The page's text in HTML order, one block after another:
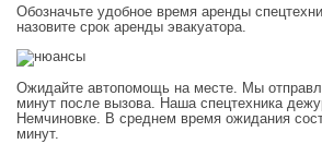
Обозначьте удобное время аренды
назовите срок аренды эвакуатора.
Ожидайте автопомощь на месте. Мы
минут после вызова. Наша спецтехника
Немчиновке. В среднем время ожидания
минут.